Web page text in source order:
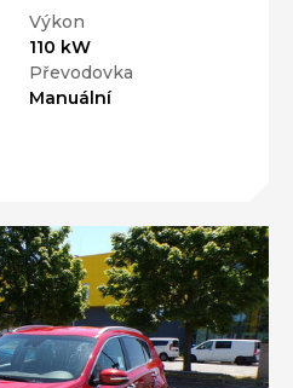
Výkon
110 kW
Převodovka
Manuální